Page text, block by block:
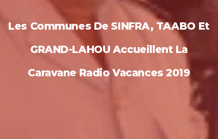
Les Communes De SINFRA, TAABO Et
GRAND-LAHOU Accueillent La
Caravane Radio Vacances 2019